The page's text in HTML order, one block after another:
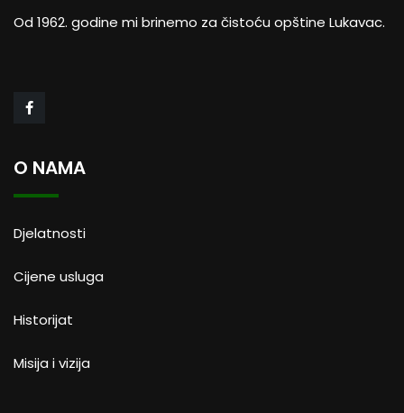
Od 1962. godine mi brinemo za čistoću opštine Lukavac.
O NAMA
Djelatnosti
Cijene usluga
Historijat
Misija i vizija